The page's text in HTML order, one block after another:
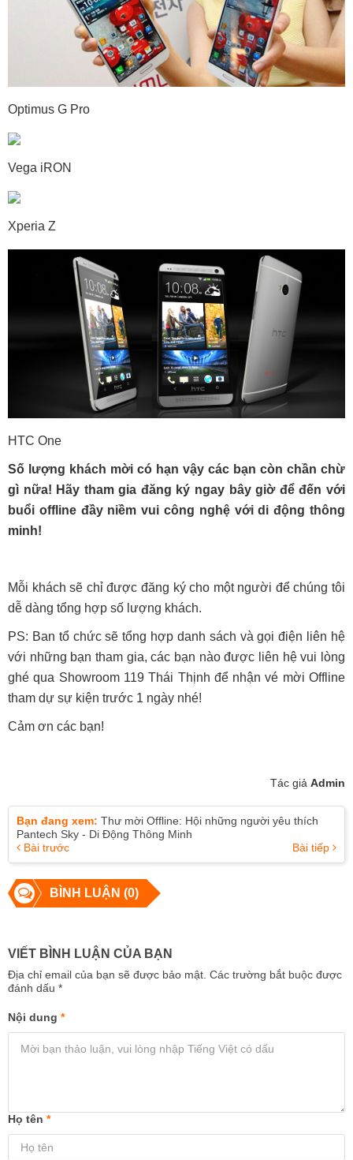
Optimus G Pro
Vega iRON
Xperia Z
HTC One
Số lượng khách mời có hạn vậy các bạn còn chần chừ
gì nữa! Hãy tham gia đăng ký ngay bây giờ để đến với
buổi offline đầy niềm vui công nghệ với di động thông
minh!
Mỗi khách sẽ chỉ được đăng ký cho một người để chúng tôi
dễ dàng tổng hợp số lượng khách.
PS: Ban tổ chức sẽ tổng hợp danh sách và gọi điện liên hệ
với những bạn tham gia, các bạn nào được liên hệ vui lòng
ghé qua Showroom 119 Thái Thịnh để nhận vé mời Offline
tham dự sự kiện trước 1 ngày nhé!
Cảm ơn các bạn!
Tác giả Admin
Bạn đang xem: Thư mời Offline: Hội những người yêu thích
Pantech Sky - Di Động Thông Minh
Bài trước
Bài tiếp
BÌNH LUẬN (0)
VIẾT BÌNH LUẬN CỦA BẠN
Địa chỉ email của bạn sẽ được bảo mật. Các trường bắt buộc được
đánh dấu *
Nội dung *
Họ tên *